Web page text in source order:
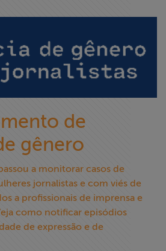
de
gênero
a monitorar casos de
jornalistas e com viés de
a profissionais de imprensa e
como notificar episódios
de expressão e de